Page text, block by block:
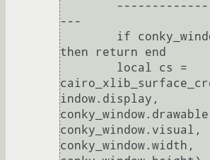
---
then return end
indow.display,
conky_window.visual,
conky_window.width,